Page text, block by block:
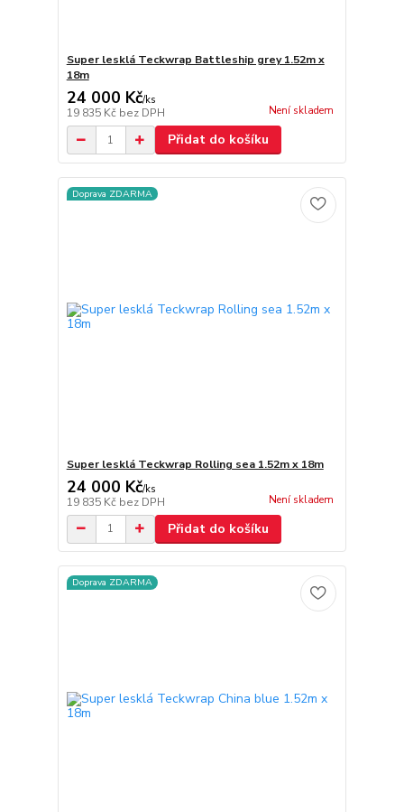
Super lesklá Teckwrap Battleship grey 1.52m x
18m
24 000 Kč/ks
19 835 Kč bez DPH Není skladem
Přidat do košíku
Doprava ZDARMA
Super lesklá Teckwrap Rolling sea 1.52m x 18m
24 000 Kč/ks
19 835 Kč bez DPH Není skladem
Přidat do košíku
Doprava ZDARMA